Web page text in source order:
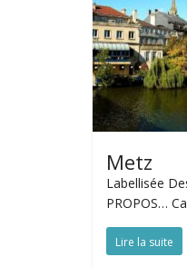
Metz
Labellisée
PROPOS…
Lire la suite